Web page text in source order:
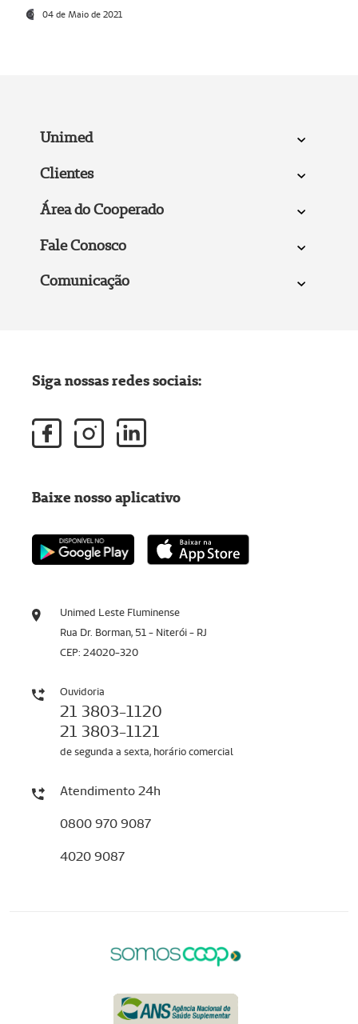
04 de Maio de 2021
Unimed
Clientes
Área do Cooperado
Fale Conosco
Comunicação
Unimed Leste Fluminense
Rua Dr. Borman, 51 - Niterói - RJ
CEP: 24020-320
Ouvidoria
21 3803-1120
21 3803-1121
de segunda a sexta, horário comercial
Atendimento 24h
0800 970 9087
4020 9087
Siga nossas redes sociais:
Baixe nosso aplicativo